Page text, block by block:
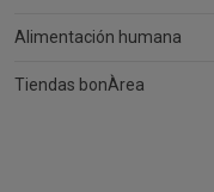
Alimentación humana
Tiendas bonÀrea